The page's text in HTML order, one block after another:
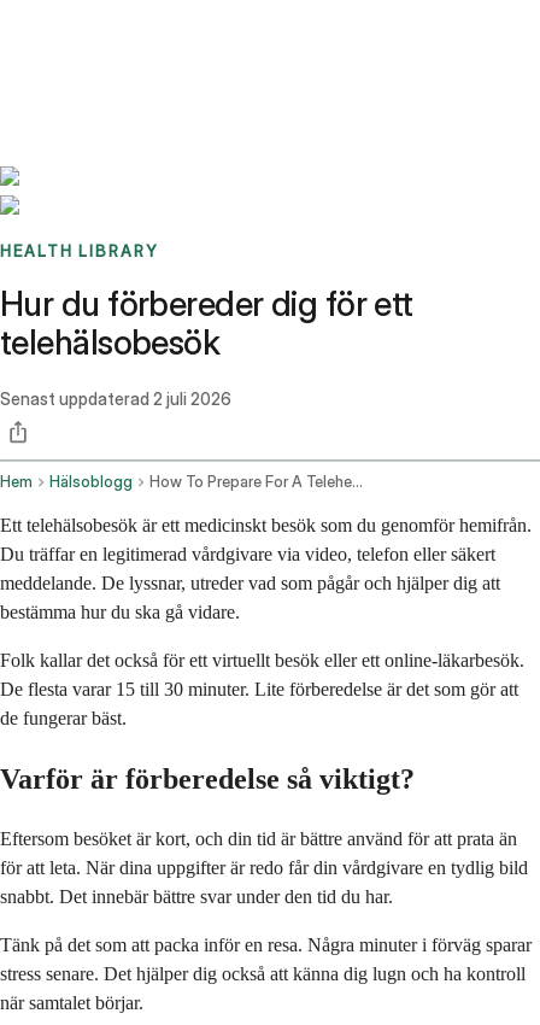
HEALTH LIBRARY
Hur du förbereder dig för ett
telehälsobesök
Senast uppdaterad 2 juli 2026
Hem Hälsoblogg How To Prepare For A Telehealth Appointment Your Complete Checklist
Ett telehälsobesök är ett medicinskt besök som du genomför hemifrån.
Du träffar en legitimerad vårdgivare via video, telefon eller säkert
meddelande. De lyssnar, utreder vad som pågår och hjälper dig att
bestämma hur du ska gå vidare.
Folk kallar det också för ett virtuellt besök eller ett online-läkarbesök.
De flesta varar 15 till 30 minuter. Lite förberedelse är det som gör att
de fungerar bäst.
Varför är förberedelse så viktigt?
Eftersom besöket är kort, och din tid är bättre använd för att prata än
för att leta. När dina uppgifter är redo får din vårdgivare en tydlig bild
snabbt. Det innebär bättre svar under den tid du har.
Tänk på det som att packa inför en resa. Några minuter i förväg sparar
stress senare. Det hjälper dig också att känna dig lugn och ha kontroll
när samtalet börjar.